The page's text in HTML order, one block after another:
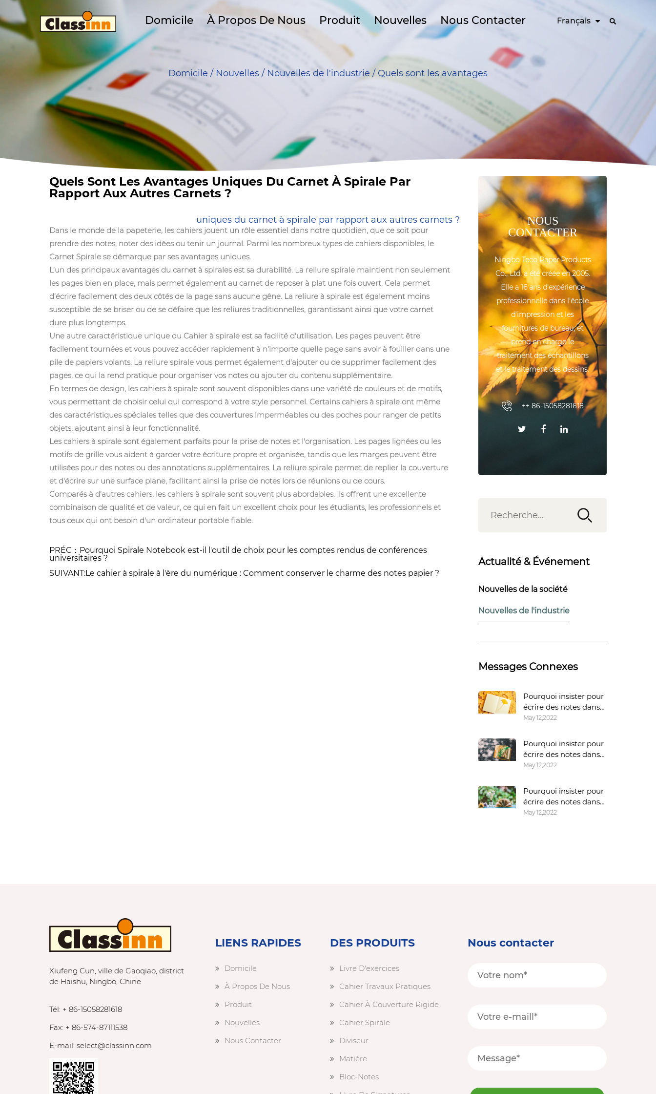
Domicile À Propos De Nous Produit Nouvelles Nous Contacter Français
Domicile / Nouvelles / Nouvelles de l'industrie / Quels sont les avantages
uniques du carnet à spirale par rapport aux autres carnets ?
Quels Sont Les Avantages Uniques Du Carnet À Spirale Par
Rapport Aux Autres Carnets ?
Dans le monde de la papeterie, les cahiers jouent un rôle essentiel dans notre quotidien, que ce soit pour
prendre des notes, noter des idées ou tenir un journal. Parmi les nombreux types de cahiers disponibles, le
Carnet Spirale se démarque par ses avantages uniques.
L’un des principaux avantages du carnet à spirales est sa durabilité. La reliure spirale maintient non seulement
les pages bien en place, mais permet également au carnet de reposer à plat une fois ouvert. Cela permet
d’écrire facilement des deux côtés de la page sans aucune gêne. La reliure à spirale est également moins
susceptible de se briser ou de se défaire que les reliures traditionnelles, garantissant ainsi que votre carnet
dure plus longtemps.
Une autre caractéristique unique du Cahier à spirale est sa facilité d'utilisation. Les pages peuvent être
facilement tournées et vous pouvez accéder rapidement à n'importe quelle page sans avoir à fouiller dans une
pile de papiers volants. La reliure spirale vous permet également d'ajouter ou de supprimer facilement des
pages, ce qui la rend pratique pour organiser vos notes ou ajouter du contenu supplémentaire.
En termes de design, les cahiers à spirale sont souvent disponibles dans une variété de couleurs et de motifs,
vous permettant de choisir celui qui correspond à votre style personnel. Certains cahiers à spirale ont même
des caractéristiques spéciales telles que des couvertures imperméables ou des poches pour ranger de petits
objets, ajoutant ainsi à leur fonctionnalité.
Les cahiers à spirale sont également parfaits pour la prise de notes et l'organisation. Les pages lignées ou les
motifs de grille vous aident à garder votre écriture propre et organisée, tandis que les marges peuvent être
utilisées pour des notes ou des annotations supplémentaires. La reliure spirale permet de replier la couverture
et d'écrire sur une surface plane, facilitant ainsi la prise de notes lors de réunions ou de cours.
Comparés à d’autres cahiers, les cahiers à spirale sont souvent plus abordables. Ils offrent une excellente
combinaison de qualité et de valeur, ce qui en fait un excellent choix pour les étudiants, les professionnels et
tous ceux qui ont besoin d'un ordinateur portable fiable.
PRÉC：Pourquoi Spirale Notebook est-il l'outil de choix pour les comptes rendus de conférences
universitaires ?
SUIVANT:Le cahier à spirale à l'ère du numérique : Comment conserver le charme des notes papier ?
NOUS
CONTACTER
Ningbo Teco Paper Products
Co., Ltd. a été créée en 2005.
Elle a 16 ans d'expérience
professionnelle dans l'école
d'impression et les
fournitures de bureau, et
prend en charge le
traitement des échantillons
et le traitement des dessins.
++ 86-15058281618
Actualité & Événement
Nouvelles de la société
Nouvelles de l'industrie
Messages Connexes
Pourquoi insister pour
écrire des notes dans
un cahier ?
May 12,2022
Pourquoi insister pour
écrire des notes dans
un cahier ?
May 12,2022
Pourquoi insister pour
écrire des notes dans
un cahier ?
May 12,2022
Xiufeng Cun, ville de Gaoqiao, district
de Haishu, Ningbo, Chine
Tél: + 86-15058281618
Fax: + 86-574-87111538
E-mail: select@classinn.com
LIENS RAPIDES
Domicile
À Propos De Nous
Produit
Nouvelles
Nous Contacter
DES PRODUITS
Livre D'exercices
Cahier Travaux Pratiques
Cahier À Couverture Rigide
Cahier Spirale
Diviseur
Matière
Bloc-Notes
Nous contacter